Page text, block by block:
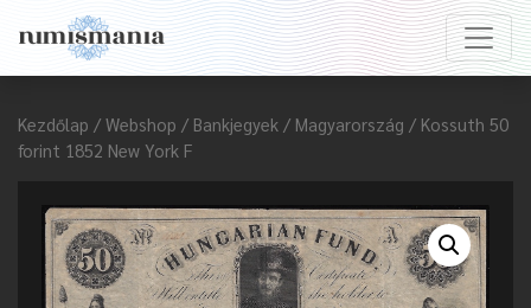
Kezdőlap / Webshop / Bankjegyek / Magyarország / Kossuth 50
forint 1852 New York F